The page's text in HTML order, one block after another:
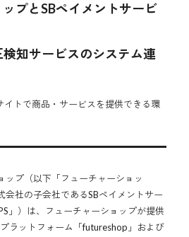
プとSBペイメントサービ
知サービスのシステム連
イトで商品・サービスを提供できる環
ップ（以下「フューチャーショッ
会社の子会社であるSBペイメントサー
」）は、フューチャーショップが提供
ラットフォーム「futureshop」および